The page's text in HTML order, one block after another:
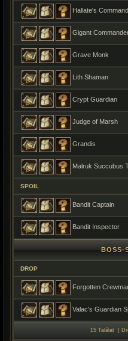
Hallate's
Gigant
Grave Monk
Lith Shaman
Crypt Guardian
Judge of Marsh
Grandis
Malruk Succubus
SPOIL
Bandit Captain
Bandit Inspector
BOSS-
DROP
Forgotten
Valac's Guardian
15 Találat [